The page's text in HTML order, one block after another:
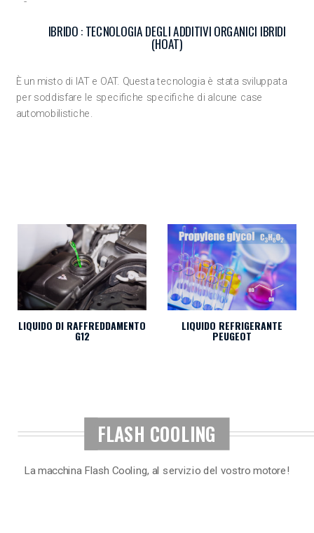
IBRIDO : TECNOLOGIA DEGLI ADDITIVI ORGANICI IBRIDI
(HOAT)
È un misto di IAT e OAT. Questa tecnologia è stata sviluppata
per soddisfare le specifiche specifiche di alcune case
automobilistiche.
LIQUIDO DI RAFFREDDAMENTO
G12
LIQUIDO REFRIGERANTE
PEUGEOT
FLASH COOLING
La macchina Flash Cooling, al servizio del vostro motore!